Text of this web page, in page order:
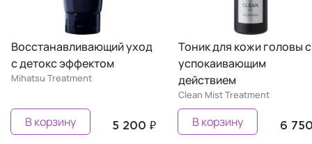
Восстанавливающий уход
с детокс эффектом
Mihatsu Treatment
5 200 ₽
В корзину
Тоник для кожи головы с
успокаивающим
действием
Clean Mist Treatment
6
В корзину